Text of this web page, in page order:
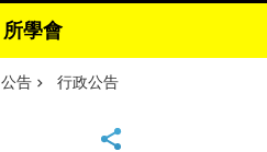
所學會
公告 行政公告